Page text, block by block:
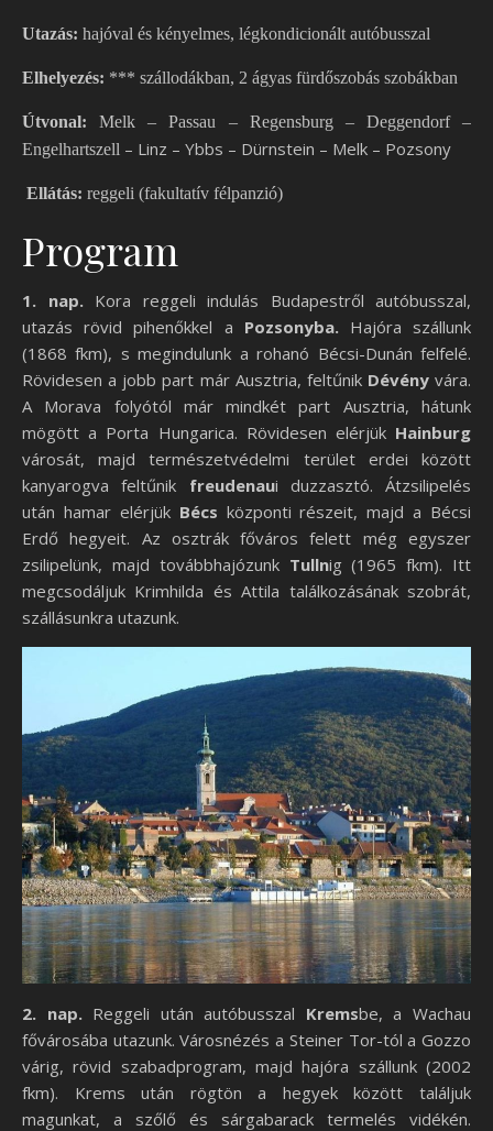
Utazás: hajóval és kényelmes, légkondicionált autóbusszal
Elhelyezés: *** szállodákban, 2 ágyas fürdőszobás szobákban
Útvonal: Melk – Passau – Regensburg – Deggendorf –
Engelhartszell – Linz – Ybbs – Dürnstein – Melk – Pozsony
Ellátás: reggeli (fakultatív félpanzió)
Program
1. nap.Kora reggeli indulás Budapestről autóbusszal,
utazás rövid pihenőkkel a Pozsonyba. Hajóra szállunk
(1868 fkm), s megindulunk a rohanó Bécsi-Dunán felfelé.
Rövidesen a jobb part már Ausztria, feltűnik Dévényvára.
A Morava folyótól már mindkét part Ausztria, hátunk
mögött a Porta Hungarica. Rövidesen elérjük Hainburg
városát, majd természetvédelmi terület erdei között
kanyarogva feltűnik freudenaui duzzasztó. Átzsilipelés
után hamar elérjük Bécs központi részeit, majd a Bécsi
Erdő hegyeit. Az osztrák főváros felett még egyszer
zsilipelünk, majd továbbhajózunk Tullnig (1965 fkm). Itt
megcsodáljuk Krimhilda és Attila találkozásának szobrát,
szállásunkra utazunk.
2. nap. Reggeli után autóbusszal Kremsbe, a Wachau
fővárosába utazunk. Városnézés a Steiner Tor-tól a Gozzo
várig, rövid szabadprogram, majd hajóra szállunk (2002
fkm). Krems után rögtön a hegyek között találjuk
magunkat, a szőlő és sárgabarack termelés vidékén.